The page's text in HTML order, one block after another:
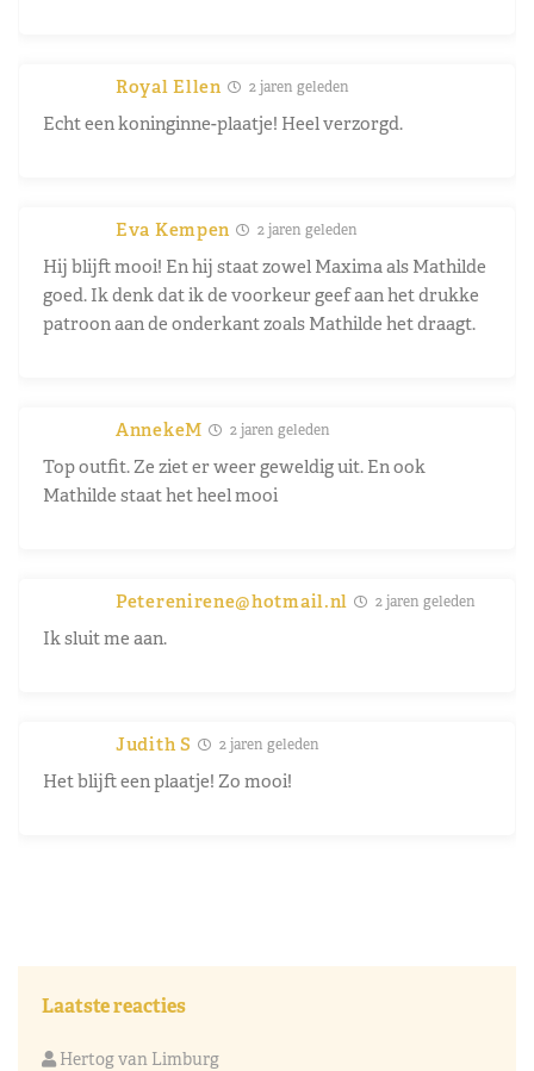
Royal Ellen 2 jaren geleden
Echt een koninginne-plaatje! Heel verzorgd.
Eva Kempen 2 jaren geleden
Hij blijft mooi! En hij staat zowel Maxima als Mathilde
goed. Ik denk dat ik de voorkeur geef aan het drukke
patroon aan de onderkant zoals Mathilde het draagt.
AnnekeM 2 jaren geleden
Top outfit. Ze ziet er weer geweldig uit. En ook
Mathilde staat het heel mooi
Peterenirene@hotmail.nl 2 jaren geleden
Ik sluit me aan.
Judith S 2 jaren geleden
Het blijft een plaatje! Zo mooi!
Laatste reacties
Hertog van Limburg